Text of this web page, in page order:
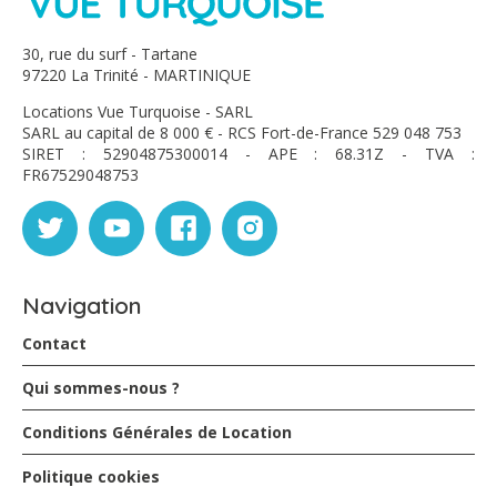
30, rue du surf - Tartane
97220 La Trinité - MARTINIQUE
Locations Vue Turquoise - SARL
SARL au capital de 8 000 € - RCS Fort-de-France 529 048 753
SIRET : 52904875300014 - APE : 68.31Z - TVA :
FR67529048753
Navigation
Contact
Qui sommes-nous ?
Conditions Générales de Location
Politique cookies